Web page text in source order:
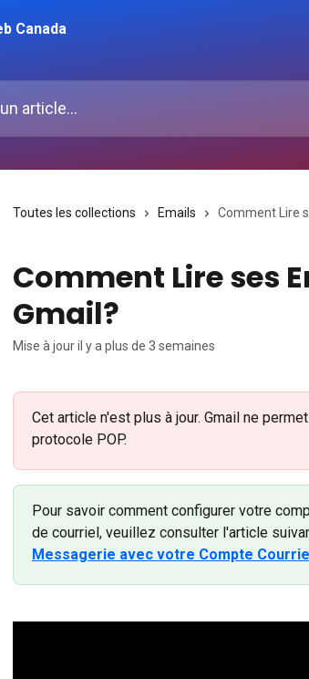
Toutes les collections Emails Comment Lire
Comment Lire ses
Gmail?
Mise à jour il y a plus de 3 semaines
Cet article n'est plus à jour. Gmail ne
protocole POP.
Pour savoir comment configurer votre
de courriel, veuillez consulter l'article
Messagerie avec votre Compte